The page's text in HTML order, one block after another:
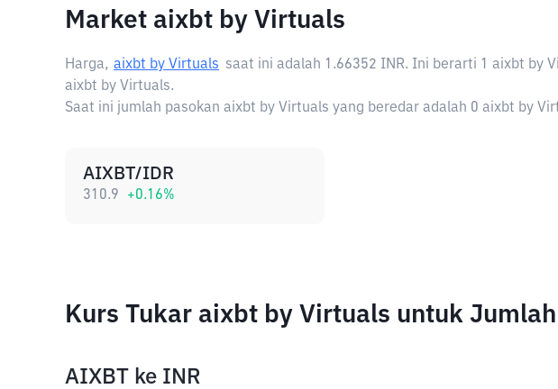
Market aixbt by Virtuals
Harga, aixbt by Virtuals saat ini adalah 1.66352 INR. Ini berarti 1 aixbt by
aixbt by Virtuals.
Saat ini jumlah pasokan aixbt by Virtuals yang beredar adalah 0 aixbt by
AIXBT/IDR
310.9 +0.16%
Kurs Tukar aixbt by Virtuals untuk
AIXBT ke INR